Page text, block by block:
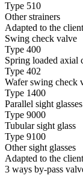
Type 510
Other strainers
Adapted to the
Swing check valve
Type 400
Spring loaded axial
Type 402
Wafer swing check
Type 1400
Parallel sight glasses
Type 9000
Tubular sight glass
Type 9100
Other sight glasses
Adapted to the
3 ways by-pass